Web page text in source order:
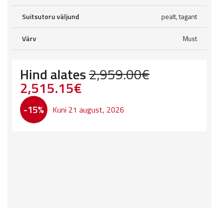
Suitsutoru väljund pealt, tagant
Värv Must
Hind alates2,959.00€
Original
price
was:
2,959.00€.
2,515.15€ Current
is:
-15% Kuni 21 august, 2026